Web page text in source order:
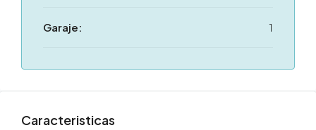
Garaje: 1
Caracteristicas